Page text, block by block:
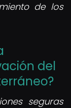
de los
del
seguras